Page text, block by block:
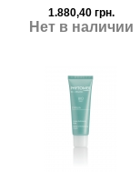
1.880,40 грн.
Нет в наличии